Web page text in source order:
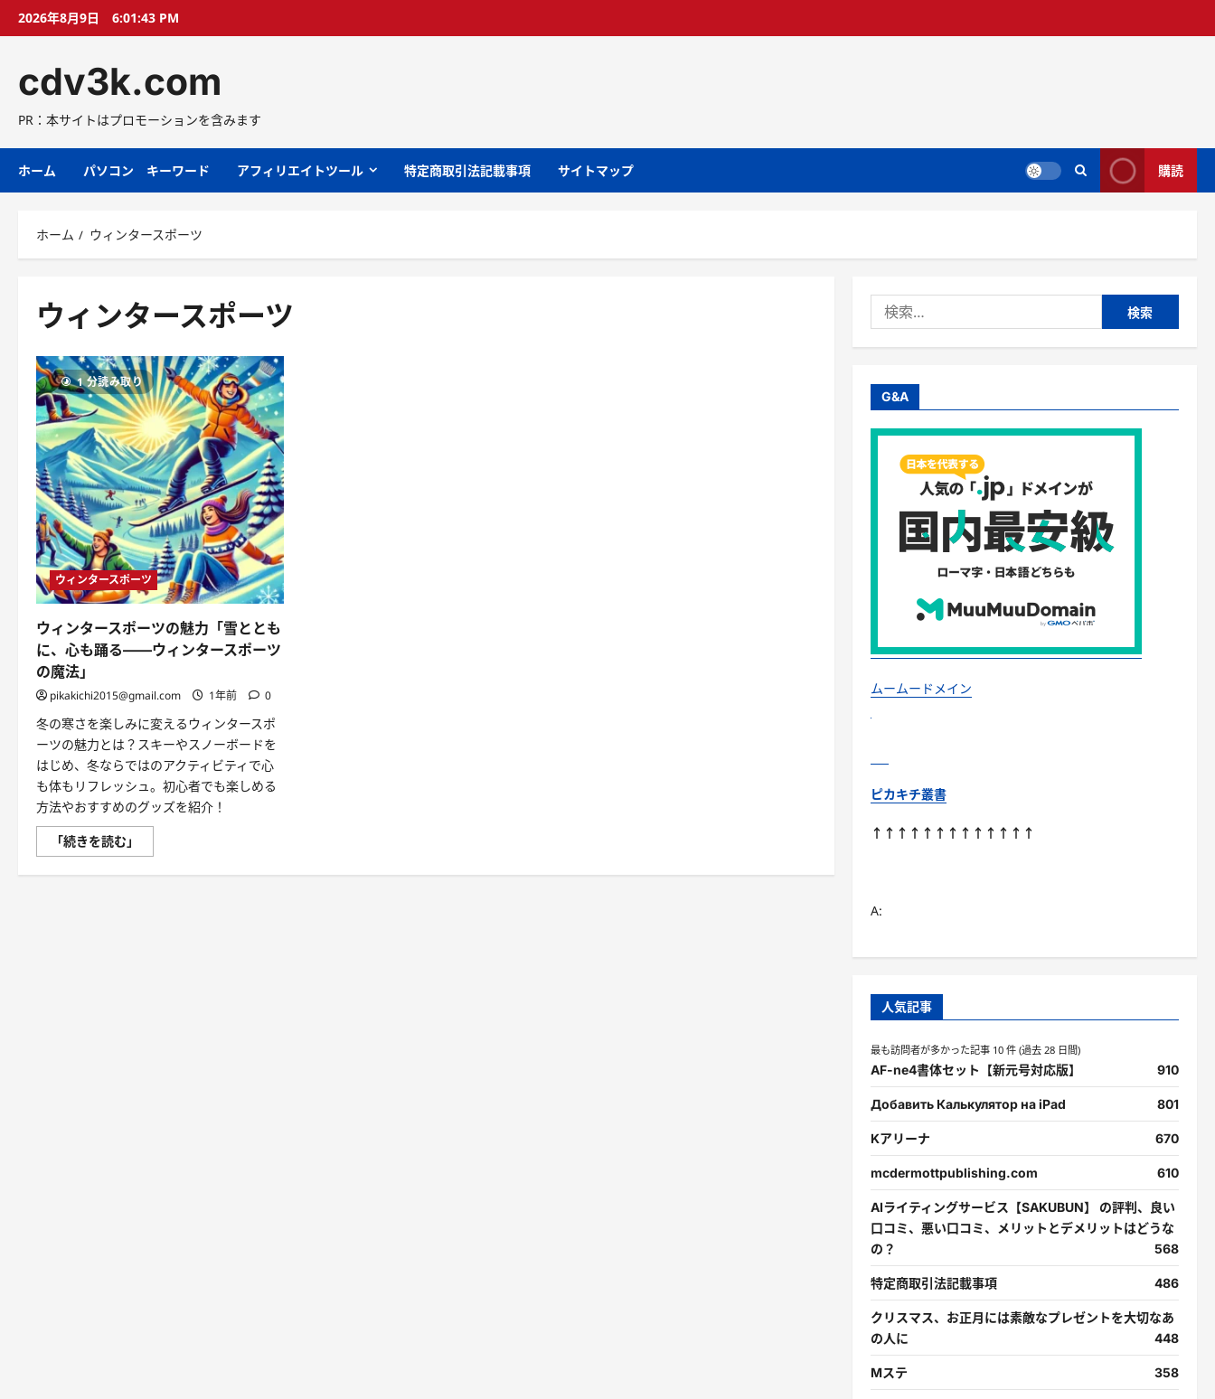
プ
2026年8月9日 6:01:44 PM
cdv3k.com
PR：本サイトはプロモーションを含みます
ホーム パソコン キーワード アフィリエイトツール 特定商取引法記載事項 サイトマップ 購読
ホーム ウィンタースポーツ
ウィンタースポーツ
1 分読み取り
ウィンタースポーツ
ウィンタースポーツの魅力「雪ととも
に、心も踊る——ウィンタースポーツ
の魔法」
pikakichi2015@gmail.com 1年前 0
冬の寒さを楽しみに変えるウィンタースポ
ーツの魅力とは？スキーやスノーボードを
はじめ、冬ならではのアクティビティで心
も体もリフレッシュ。初心者でも楽しめる
方法やおすすめのグッズを紹介！
「続きを読む」
ィ
タ
索:
G&A
ムームードメイン
ピカキチ叢書
↑↑↑↑↑↑↑↑↑↑↑↑↑
A:
人気記事
最も訪問者が多かった記事 10 件 (過去 28 日間)
AF-ne4書体セット【新元号対応版】 910
Добавить Калькулятор на iPad 801
Kアリーナ 670
mcdermottpublishing.com 610
AIライティングサービス【SAKUBUN】 の評判、良い
口コミ、悪い口コミ、メリットとデメリットはどうな
の？
568
特定商取引法記載事項 486
クリスマス、お正月には素敵なプレゼントを大切なあ
の人に
448
Mステ 358